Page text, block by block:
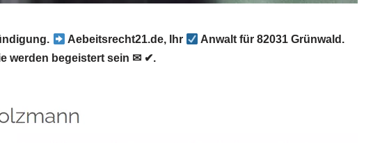
Aebeitsrecht21.de, Ihr
Anwalt für 82031 Grünwald.
werden begeistert sein ✉ ✔.